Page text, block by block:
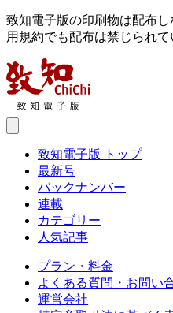
致知電子版の印刷物は配布
用規約でも配布は禁じられて
致知電子版 トップ
最新号
バックナンバー
連載
カテゴリー
人気記事
プラン・料金
よくある質問・お問い
運営会社